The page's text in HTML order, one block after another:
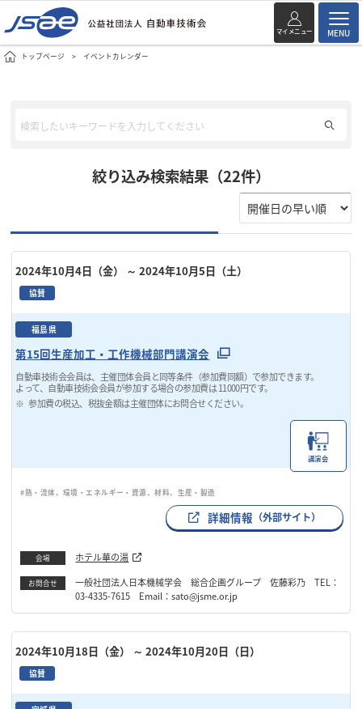
マイメニュー MENU
トップページ イベントカレンダー
絞り込み検索結果（22件）
2024年10月4日（金） ～ 2024年10月5日（土）
協賛
福島県
第15回生産加工・工作機械部門講演会
自動車技術会会員は、主催団体会員と同等条件（参加費同額）で参加できます。
よって、自動車技術会会員が参加する場合の参加費は 11000円です。
参加費の税込、税抜金額は主催団体にお問合せください。
講演会
#熱・流体、環境・エネルギー・資源、材料、生産・製造
詳細情報 （外部サイト）
会場 ホテル華の湯
お問合せ
一般社団法人日本機械学会 総合企画グループ 佐藤彩乃 TEL：
03-4335-7615 Email：sato@jsme.or.jp
2024年10月18日（金） ～ 2024年10月20日（日）
協賛